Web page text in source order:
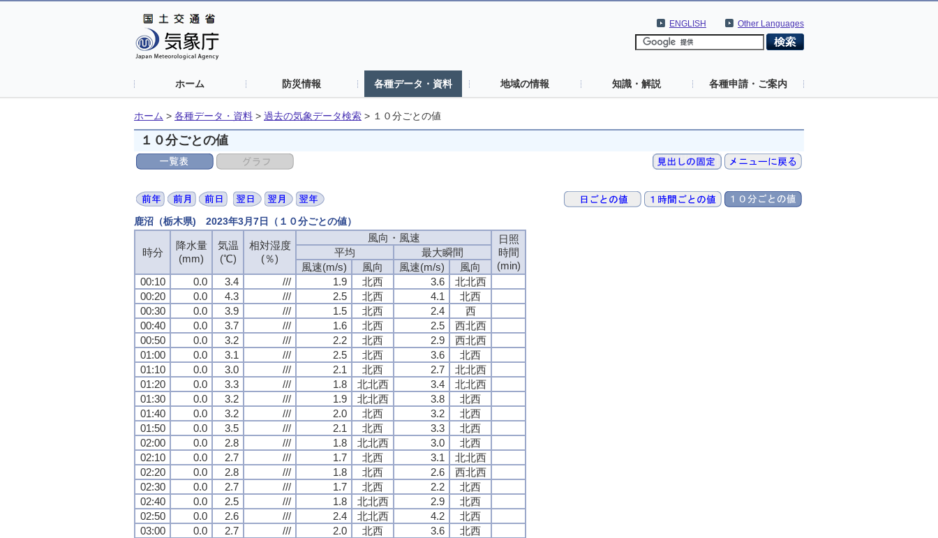
Other Languages
ENGLISH
ホーム 防災情報 各種データ・資料 地域の情報 知識・解説 各種申請・ご案内
ホーム > 各種データ・資料 > 過去の気象データ検索 > １０分ごとの値
１０分ごとの値
鹿沼（栃木県) 2023年3月7日（１０分ごとの値）
時分
降水量
(mm)
気温
(℃)
相対湿度
(％)
風向・風速
日照
時間
(min)
平均
最大瞬間
風速(m/s)
風向 風速(m/s)
風向
00:10
0.0 3.4 /// 1.9 北西 3.6
北北西
00:20
0.0 4.3 /// 2.5 北西 4.1
北西
00:30
0.0 3.9 /// 1.5 北西 2.4
西
00:40
0.0 3.7 /// 1.6 北西 2.5
西北西
00:50
0.0 3.2 /// 2.2 北西 2.9
西北西
01:00
0.0 3.1 /// 2.5 北西 3.6
北西
01:10
0.0 3.0 /// 2.1 北西 2.7
北北西
01:20
0.0 3.3 /// 1.8 北北西 3.4
北北西
01:30
0.0 3.2 /// 1.9 北北西 3.8
北西
01:40
0.0 3.2 /// 2.0 北西 3.2
北西
01:50
0.0 3.5 /// 2.1 北西 3.3
北西
02:00
0.0 2.8 /// 1.8 北北西 3.0
北西
02:10
0.0 2.7 /// 1.7 北西 3.1
北北西
02:20
0.0 2.8 /// 1.8 北西 2.6
西北西
02:30
0.0 2.7 /// 1.7 北西 2.2
北西
02:40
0.0 2.5 /// 1.8 北北西 2.9
北西
02:50
0.0 2.6 /// 2.4 北北西 4.2
北西
03:00
0.0 2.7 /// 2.0 北西 3.6
北西